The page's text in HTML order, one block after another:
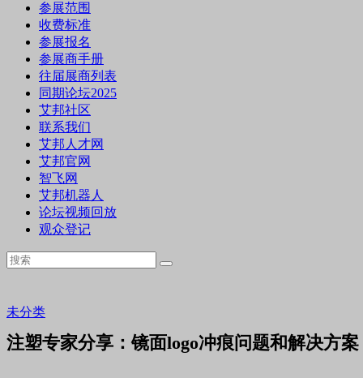
参展范围
收费标准
参展报名
参展商手册
往届展商列表
同期论坛2025
艾邦社区
联系我们
艾邦人才网
艾邦官网
智飞网
艾邦机器人
论坛视频回放
观众登记
未分类
注塑专家分享：镜面logo冲痕问题和解决方案